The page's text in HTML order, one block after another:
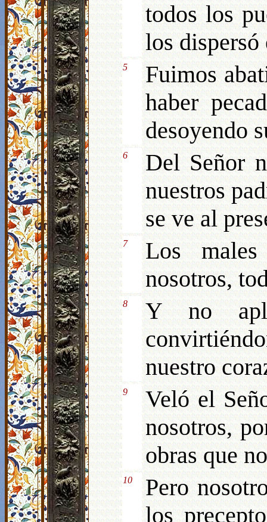
todos los
los dispersó
5
Fuimos
haber
desoyendo
6
Del Señor
nuestros
se ve al
7
Los
nosotros,
8
Y no
nuestro
9
Veló el
nosotros,
obras que
10
Pero
los